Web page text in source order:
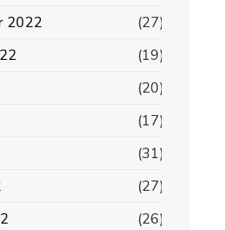
2022
(27)
(19)
(20)
(17)
(31)
(27)
(26)